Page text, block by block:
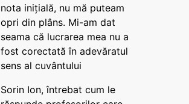
nota inițială, nu mă puteam
opri din plâns. Mi-am dat
seama că lucrarea mea nu a
fost corectată în adevăratul
sens al cuvântului
Sorin Ion, întrebat cum le